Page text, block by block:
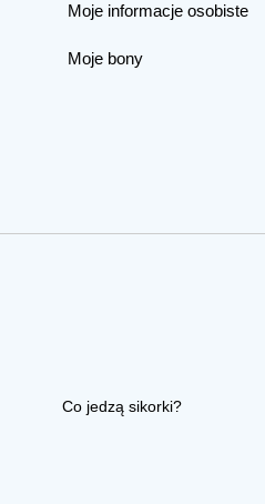
Moje informacje osobiste
Moje bony
Co jedzą sikorki?